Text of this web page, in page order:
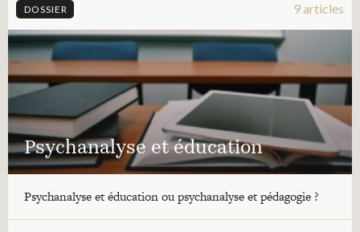
DOSSIER 9 articles
Psychanalyse et éducation
Psychanalyse et éducation ou psychanalyse et pédagogie ?